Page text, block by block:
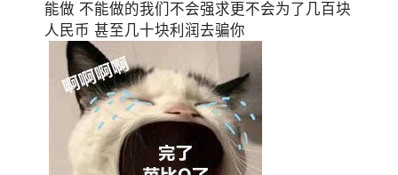
能做 不能做的我们不会强求更不会为了几百块
人民币 甚至几十块利润去骗你